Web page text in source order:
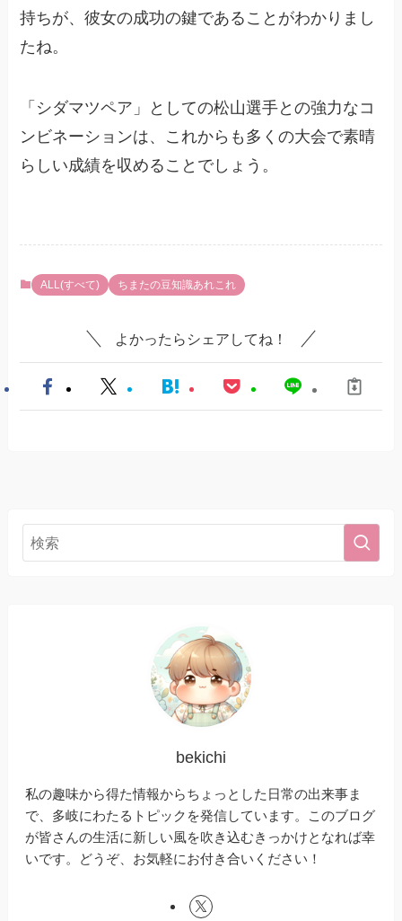
持ちが、彼女の成功の鍵であることがわかりまし
たね。
「シダマツペア」としての松山選手との強力なコ
ンビネーションは、これからも多くの大会で素晴
らしい成績を収めることでしょう。
ALL(すべて) ちまたの豆知識あれこれ
よかったらシェアしてね！
bekichi
私の趣味から得た情報からちょっとした日常の出来事ま
で、多岐にわたるトピックを発信しています。このブログ
が皆さんの生活に新しい風を吹き込むきっかけとなれば幸
いです。どうぞ、お気軽にお付き合いください！